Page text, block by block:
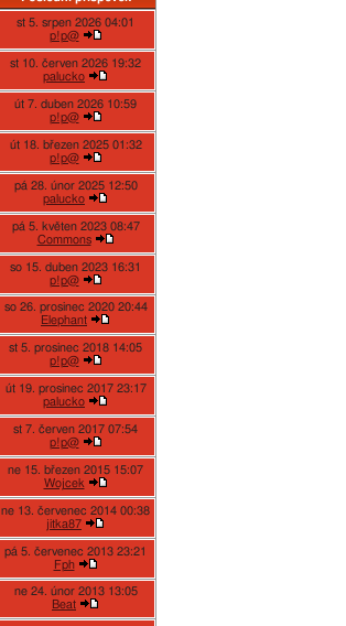
st 5. srpen 2026 04:01
p!p@
st 10. červen 2026 19:32
palucko
út 7. duben 2026 10:59
p!p@
út 18. březen 2025 01:32
p!p@
pá 28. únor 2025 12:50
palucko
pá 5. květen 2023 08:47
Commons
so 15. duben 2023 16:31
p!p@
so 26. prosinec 2020 20:44
Elephant
st 5. prosinec 2018 14:05
p!p@
út 19. prosinec 2017 23:17
palucko
st 7. červen 2017 07:54
p!p@
ne 15. březen 2015 15:07
Wojcek
ne 13. červenec 2014 00:38
jitka87
pá 5. červenec 2013 23:21
Fph
ne 24. únor 2013 13:05
Beat